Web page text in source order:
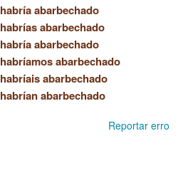
habría abarbechado
habrías abarbechado
habría abarbechado
habríamos abarbechado
habríais abarbechado
habrían abarbechado
Reportar erro